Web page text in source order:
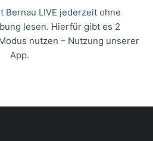
Bernau LIVE jederzeit ohne
lesen. Hierfür gibt es 2
nutzen – Nutzung unserer
App.